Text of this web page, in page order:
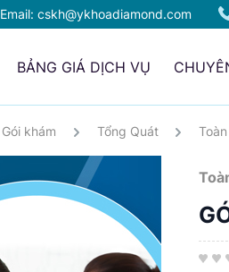
Email: cskh@ykhoadiamond.com
BẢNG GIÁ DỊCH VỤ
Gói khám Tổng Quát